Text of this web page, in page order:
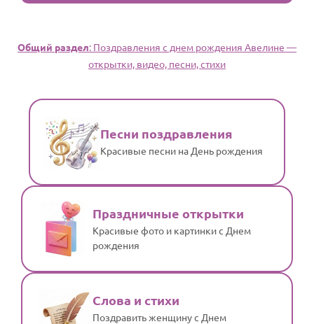
Общий раздел: Поздравления с днем рождения Авелине —
открытки, видео, песни, стихи
Песни поздравления
Красивые песни на День рождения
Праздничные открытки
Красивые фото и картинки с Днем
рождения
Слова и стихи
Поздравить женщину с Днем